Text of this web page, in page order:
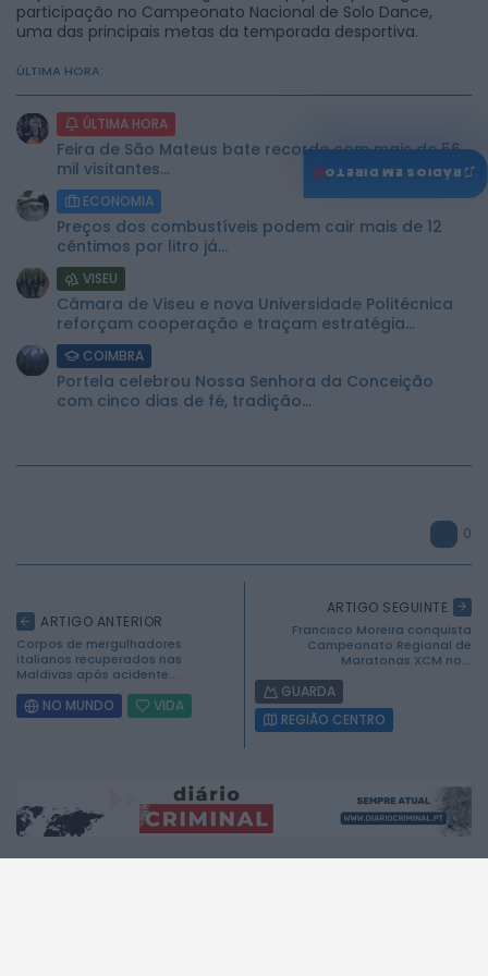
2026 Mundial FM. Todos os direitos reservados.
participação no Campeonato Nacional de Solo Dance,
uma das principais metas da temporada desportiva.
ÚLTIMA HORA:
ÚLTIMA HORA
Feira de São Mateus bate recorde com mais de 56
mil visitantes...
ECONOMIA
Preços dos combustíveis podem cair mais de 12
cêntimos por litro já...
VISEU
Câmara de Viseu e nova Universidade Politécnica
reforçam cooperação e traçam estratégia...
COIMBRA
Portela celebrou Nossa Senhora da Conceição
com cinco dias de fé, tradição...
0
ARTIGO ANTERIOR
Corpos de mergulhadores
italianos recuperados nas
Maldivas após acidente...
NO MUNDO VIDA
ARTIGO SEGUINTE
Francisco Moreira conquista
Campeonato Regional de
Maratonas XCM no...
GUARDA
REGIÃO CENTRO
♫
RÁDIOS EM DIRETO